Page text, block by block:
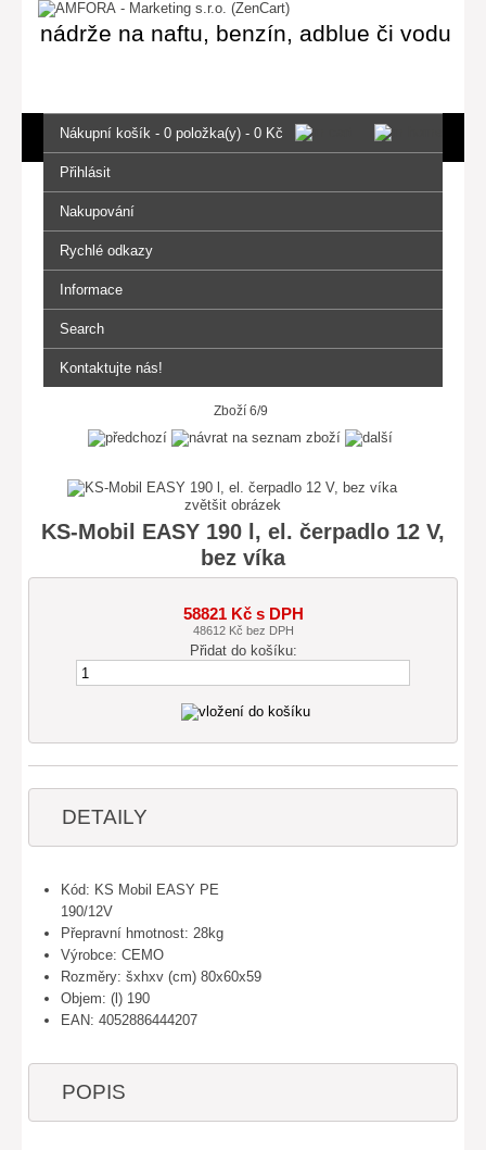
nádrže na naftu, benzín, adblue či vodu
Nákupní košík - 0 položka(y) - 0 Kč
Přihlásit
Nakupování
Rychlé odkazy
Informace
Search
Kontaktujte nás!
Zboží 6/9
zvětšit obrázek
KS-Mobil EASY 190 l, el. čerpadlo 12 V,
bez víka
58821 Kč s DPH
48612 Kč bez DPH
DETAILY
Kód: KS Mobil EASY PE
190/12V
Přepravní hmotnost: 28kg
Výrobce: CEMO
Rozměry: šxhxv (cm) 80x60x59
Objem: (l) 190
EAN: 4052886444207
POPIS